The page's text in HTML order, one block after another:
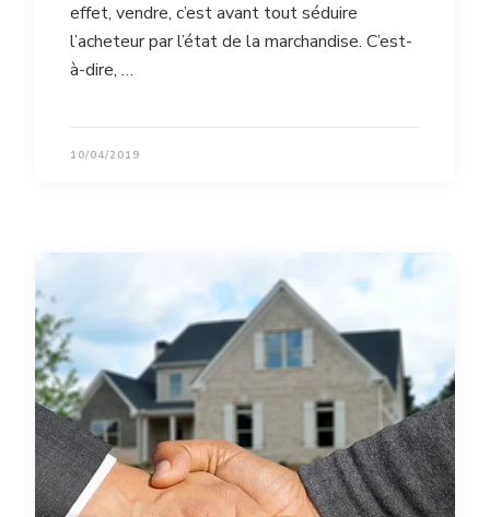
effet, vendre, c’est avant tout séduire
l’acheteur par l’état de la marchandise. C’est-
à-dire, …
10/04/2019